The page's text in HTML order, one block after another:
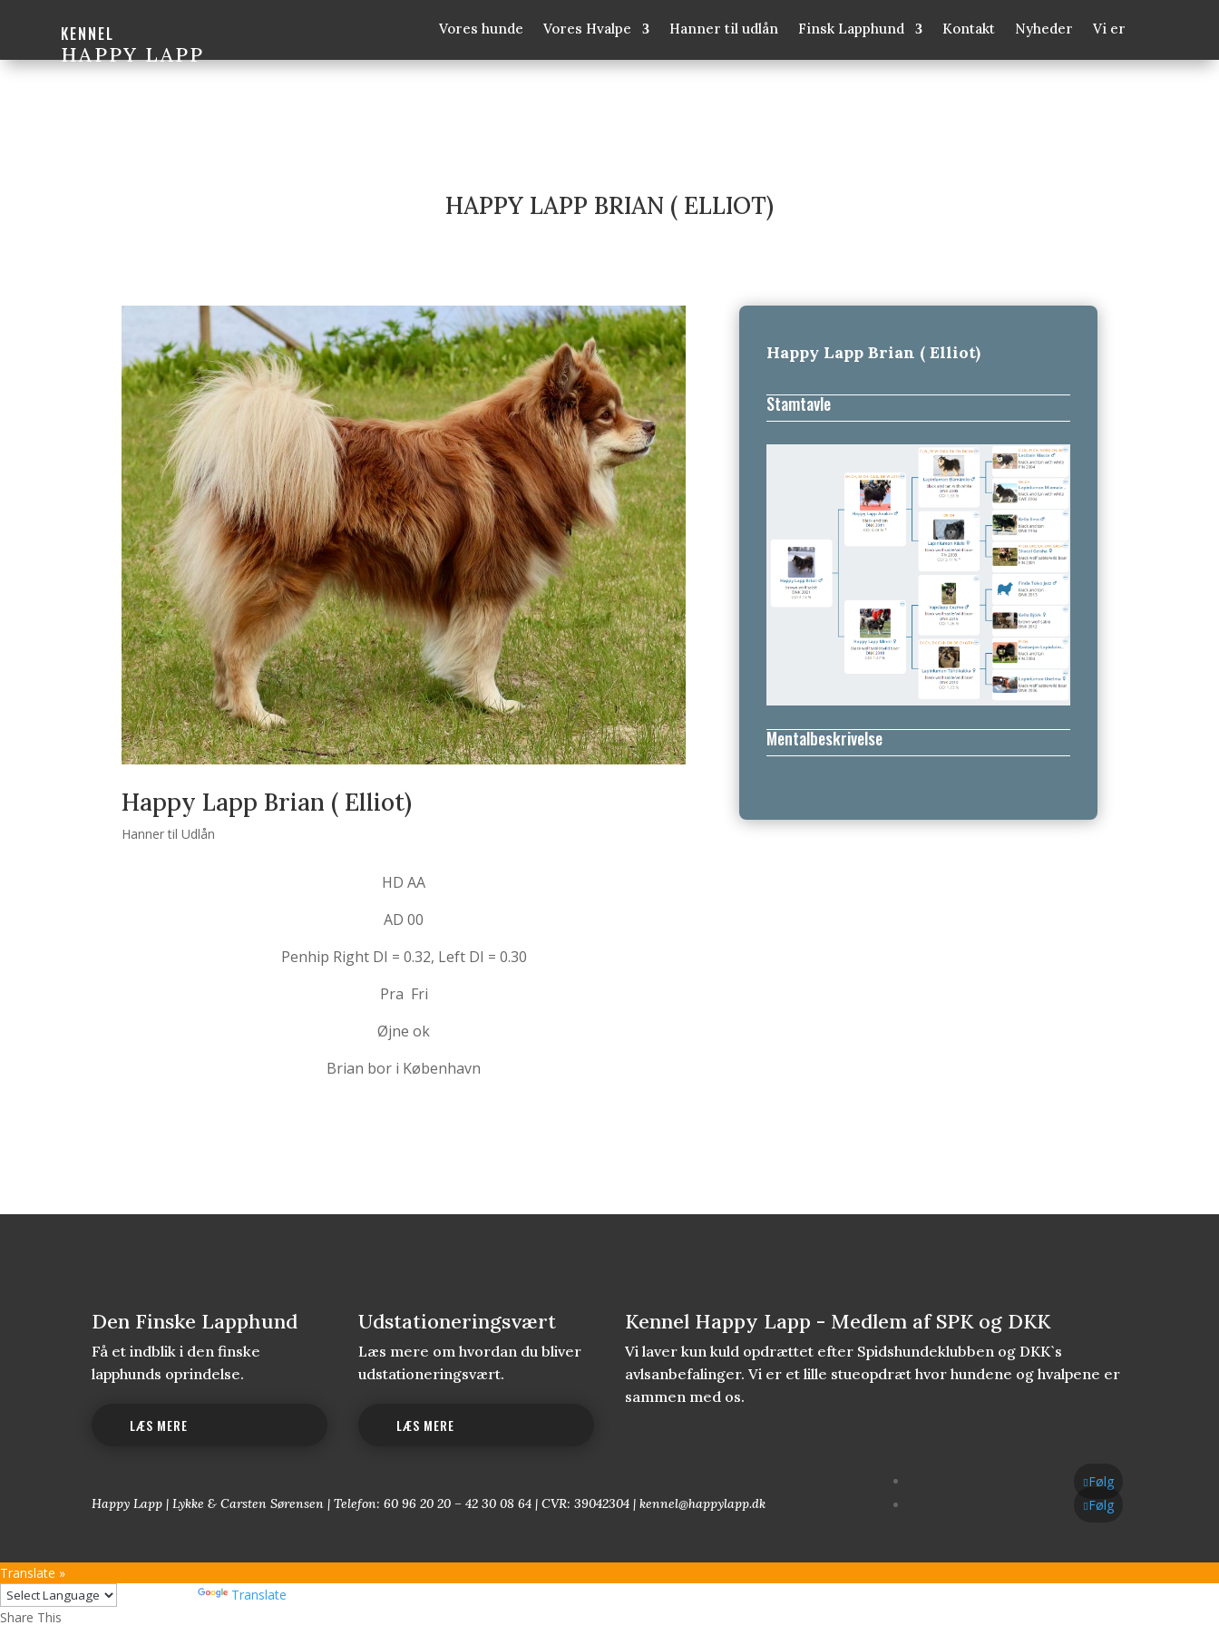
KENNEL
HAPPY LAPP
Vores hunde Vores Hvalpe Hanner til udlån Finsk Lapphund Kontakt Nyheder Vi er
HAPPY LAPP BRIAN ( ELLIOT)
Happy Lapp Brian ( Elliot)
Hanner til Udlån
HD AA
AD 00
Penhip Right DI = 0.32, Left DI = 0.30
Pra Fri
Øjne ok
Brian bor i København
Happy Lapp Brian ( Elliot)
Stamtavle
Mentalbeskrivelse
Den Finske Lapphund
Få et indblik i den finske
lapphunds oprindelse.
LÆS MERE
Udstationeringsvært
Læs mere om hvordan du bliver
udstationeringsvært.
LÆS MERE
Kennel Happy Lapp - Medlem af SPK og DKK
Vi laver kun kuld opdrættet efter Spidshundeklubben og DKK`s
avlsanbefalinger. Vi er et lille stueopdræt hvor hundene og hvalpene er
sammen med os.
Happy Lapp | Lykke & Carsten Sørensen | Telefon: 60 96 20 20 – 42 30 08 64 | CVR: 39042304 | kennel@happylapp.dk
Følg
Følg
Translate »
Translate
Share This